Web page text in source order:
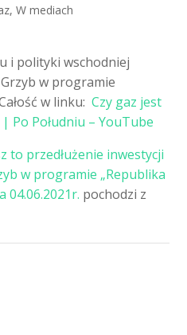
,W mediach
i polityki wschodniej
w programie
w linku:Czy gaz jest
Po Południu – YouTube
to przedłużenie inwestycji
w programie „Republika
04.06.2021r. pochodzi z